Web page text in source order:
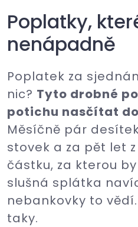
Poplatky,
nenápadně
Poplatek za
nic? Tyto drobné
potichu nasčítat
Měsíčně pár
stovek a za pět let
částku, za kterou
slušná splátka
nebankovky to
taky.